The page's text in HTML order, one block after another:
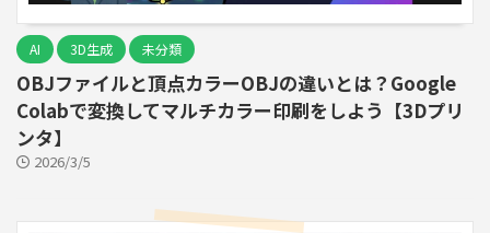
AI 3D生成 未分類
OBJファイルと頂点カラーOBJの違いとは？Google
Colabで変換してマルチカラー印刷をしよう【3Dプリ
ンタ】
2026/3/5